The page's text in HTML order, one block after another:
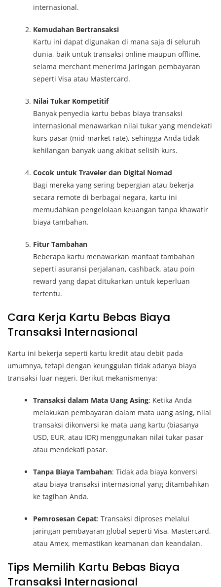
internasional.
Kemudahan Bertransaksi
Kartu ini dapat digunakan di mana saja di seluruh
dunia, baik untuk transaksi online maupun offline,
selama merchant menerima jaringan pembayaran
seperti Visa atau Mastercard.
Nilai Tukar Kompetitif
Banyak penyedia kartu bebas biaya transaksi
internasional menawarkan nilai tukar yang mendekati
kurs pasar (mid-market rate), sehingga Anda tidak
kehilangan banyak uang akibat selisih kurs.
Cocok untuk Traveler dan Digital Nomad
Bagi mereka yang sering bepergian atau bekerja
secara remote di berbagai negara, kartu ini
memudahkan pengelolaan keuangan tanpa khawatir
biaya tambahan.
Fitur Tambahan
Beberapa kartu menawarkan manfaat tambahan
seperti asuransi perjalanan, cashback, atau poin
reward yang dapat ditukarkan untuk keperluan
tertentu.
Cara Kerja Kartu Bebas Biaya
Transaksi Internasional
Kartu ini bekerja seperti kartu kredit atau debit pada
umumnya, tetapi dengan keunggulan tidak adanya biaya
transaksi luar negeri. Berikut mekanismenya:
Transaksi dalam Mata Uang Asing: Ketika Anda
melakukan pembayaran dalam mata uang asing, nilai
transaksi dikonversi ke mata uang kartu (biasanya
USD, EUR, atau IDR) menggunakan nilai tukar pasar
atau mendekati pasar.
Tanpa Biaya Tambahan: Tidak ada biaya konversi
atau biaya transaksi internasional yang ditambahkan
ke tagihan Anda.
Pemrosesan Cepat: Transaksi diproses melalui
jaringan pembayaran global seperti Visa, Mastercard,
atau Amex, memastikan keamanan dan keandalan.
Tips Memilih Kartu Bebas Biaya
Transaksi Internasional